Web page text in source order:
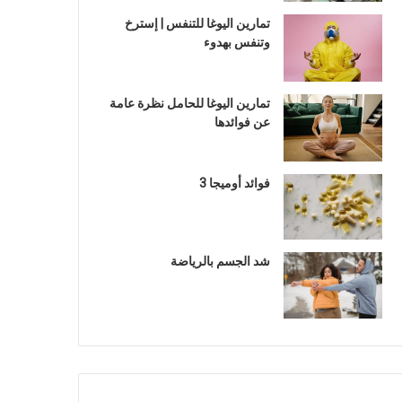
تمارين اليوغا للتنفس | إسترخ
وتنفس بهدوء
تمارين اليوغا للحامل نظرة عامة
عن فوائدها
فوائد أوميجا 3
شد الجسم بالرياضة